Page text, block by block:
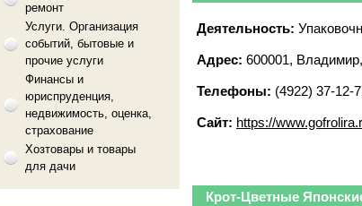
ремонт
Услуги. Организация
событий, бытовые и
прочие услуги
Финансы и
юриспруденция,
недвижимость, оценка,
страхование
Хозтовары и товары
для дачи
Деятельность:
Адрес: 600001,
Телефоны: (4922) 37-12-
Сайт: https://
Крот-Цветные